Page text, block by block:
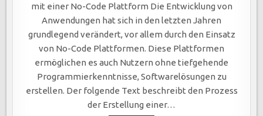
mit einer No-Code Plattform Die Entwicklung von
Anwendungen hat sich in den letzten Jahren
grundlegend verändert, vor allem durch den Einsatz
von No-Code Plattformen. Diese Plattformen
ermöglichen es auch Nutzern ohne tiefgehende
Programmierkenntnisse, Softwarelösungen zu
erstellen. Der folgende Text beschreibt den Prozess
der Erstellung einer…